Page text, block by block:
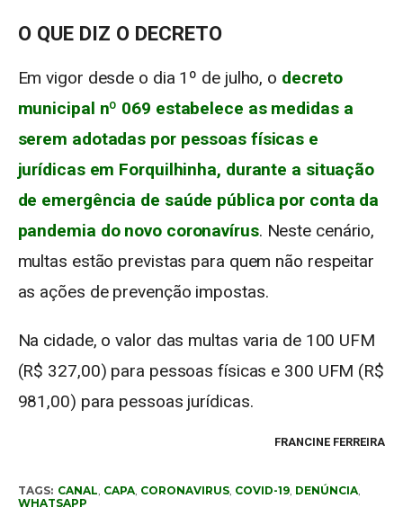
O QUE DIZ O DECRETO
Em vigor desde o dia 1º de julho, o decreto
municipal nº 069 estabelece as medidas a
serem adotadas por pessoas físicas e
jurídicas em Forquilhinha, durante a situação
de emergência de saúde pública por conta da
pandemia do novo coronavírus. Neste cenário,
multas estão previstas para quem não respeitar
as ações de prevenção impostas.
Na cidade, o valor das multas varia de 100 UFM
(R$ 327,00) para pessoas físicas e 300 UFM (R$
981,00) para pessoas jurídicas.
FRANCINE FERREIRA
TAGS: CANAL, CAPA, CORONAVIRUS, COVID-19, DENÚNCIA,
WHATSAPP